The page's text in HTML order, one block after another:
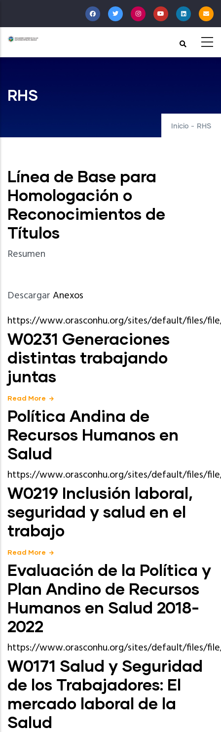
al
contenido
principal
RHS
Inicio - RHS
Línea de Base para
Homologación o
Reconocimientos de
Títulos
Resumen
DescargarAnexos
https://www.orasconhu.org/sites/default/files/
W0231 Generaciones
distintas trabajando
juntas
Read More
Política Andina de
Recursos Humanos en
Salud
https://www.orasconhu.org/sites/default/files/
W0219 Inclusión laboral,
seguridad y salud en el
trabajo
Read More
Evaluación de la Política y
Plan Andino de Recursos
Humanos en Salud 2018-
2022
https://www.orasconhu.org/sites/default/files/
W0171 Salud y Seguridad
de los Trabajadores: El
mercado laboral de la
Salud